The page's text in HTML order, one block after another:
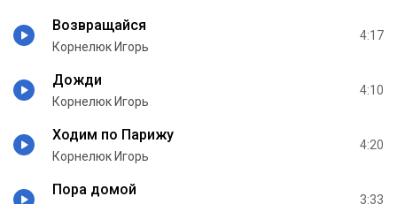
Возвращайся
Корнелюк Игорь
4:17
Дожди
Корнелюк Игорь
4:10
Ходим по Парижу
Корнелюк Игорь
4:20
Пора домой
3:33